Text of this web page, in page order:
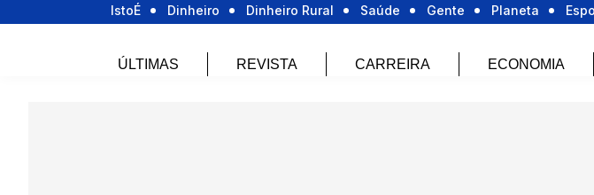
IstoÉ Dinheiro Dinheiro Rural Saúde Gente Planeta
ÚLTIMAS REVISTA CARREIRA ECONOMIA